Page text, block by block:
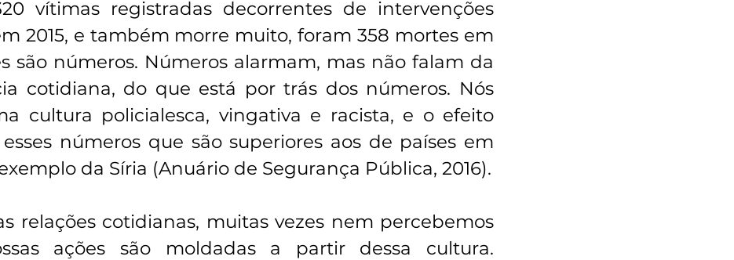
vítimas registradas decorrentes de intervenções
2015, e também morre muito, foram 358 mortes em
são números. Números alarmam, mas não falam da
cotidiana, do que está por trás dos números. Nós
cultura policialesca, vingativa e racista, e o efeito
esses números que são superiores aos de países em
da Síria (Anuário de Segurança Pública, 2016).
relações cotidianas, muitas vezes nem percebemos
ações são moldadas a partir dessa cultura.